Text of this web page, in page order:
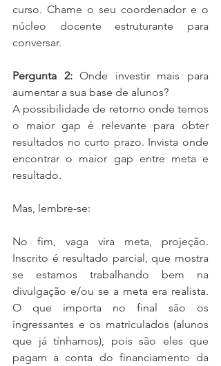
curso. Chame o seu coordenador e o
núcleo docente estruturante para
conversar.
Pergunta 2: Onde investir mais para
aumentar a sua base de alunos?
A possibilidade de retorno onde temos
o maior gap é relevante para obter
resultados no curto prazo. Invista onde
encontrar o maior gap entre meta e
resultado.
Mas, lembre-se:
No fim, vaga vira meta, projeção.
Inscrito é resultado parcial, que mostra
se estamos trabalhando bem na
divulgação e/ou se a meta era realista.
O que importa no final são os
ingressantes e os matriculados (alunos
que já tínhamos), pois são eles que
pagam a conta do financiamento da